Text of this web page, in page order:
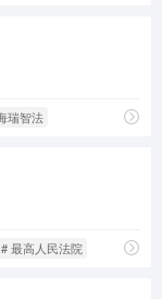
瑞智法
# 最高人民法院